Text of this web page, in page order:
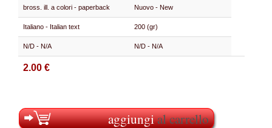
bross. ill. a colori - paperback Nuovo - New
Italiano - Italian text 200 (gr)
N/D - N/A N/D - N/A
2.00 €
aggiungial carrello